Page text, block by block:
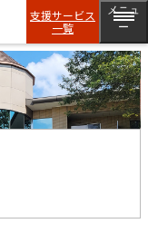
支援サービス
一覧
メニュ
ー